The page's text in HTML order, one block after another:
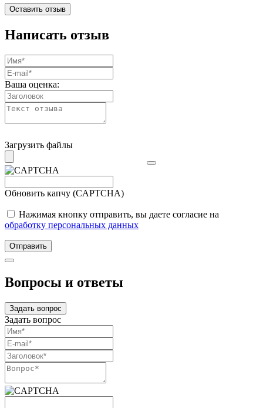
Оставить отзыв
Написать отзыв
Ваша оценка:
Загрузить файлы
Обновить капчу (CAPTCHA)
Нажимая кнопку отправить, вы даете согласие на
обработку персональных данных
Отправить
Вопросы и ответы
Задать вопрос
Задать вопрос